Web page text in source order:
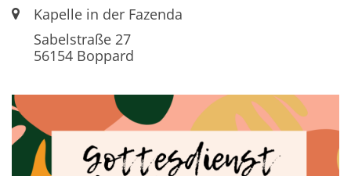
Ort:Kapelle in der Fazenda
Sabelstraße 27
56154Boppard